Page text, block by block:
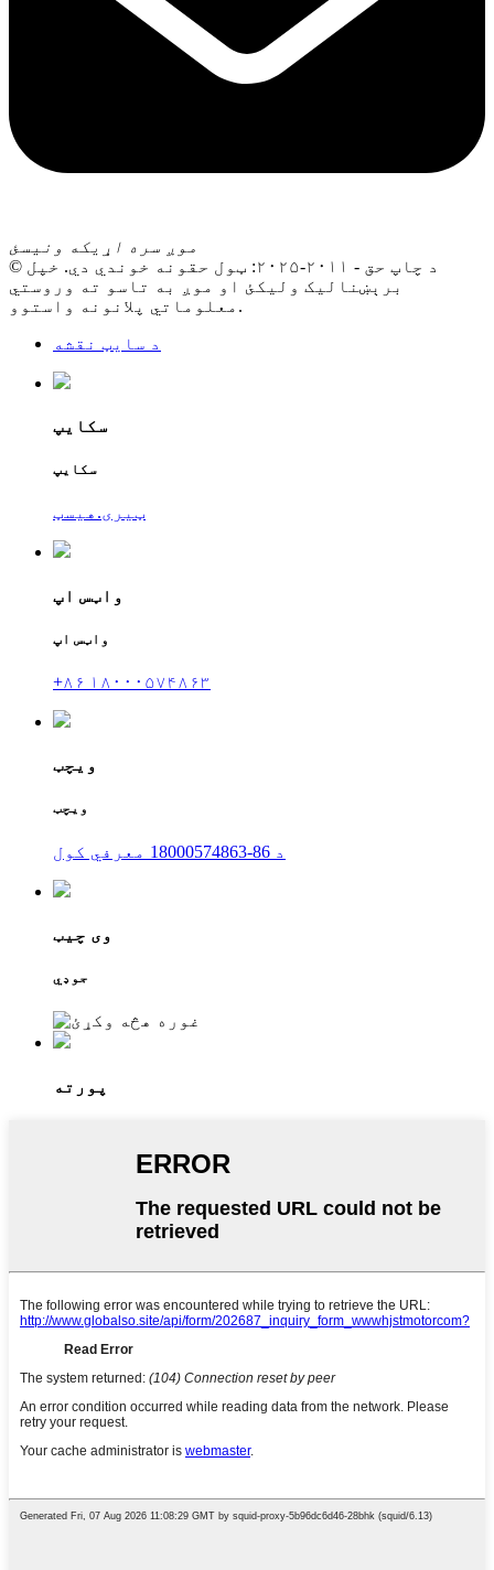
موږ سره اړیکه ونیسئ
© د چاپ حق - ۲۰۱۱-۲۰۲۵: ټول حقونه خوندي دي. خپل
برېښنالیک ولیکئ او موږ به تاسو ته وروستي
معلوماتي پلانونه واستوو.
د سایټ نقشه
سکایپ
سکایپ
ټیری.هیسټ
واټس اپ
واټس اپ
+۸۶ ۱۸۰۰۰۵۷۴۸۶۳
ویچټ
ویچټ
د 86-18000574863 معرفي کول
وی چیټ
جوډي
پورته